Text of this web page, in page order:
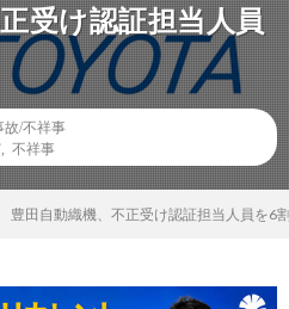
受け認証担当人員
故/不祥事
不祥事
豊田自動織機、不正受け認証担当人員を6